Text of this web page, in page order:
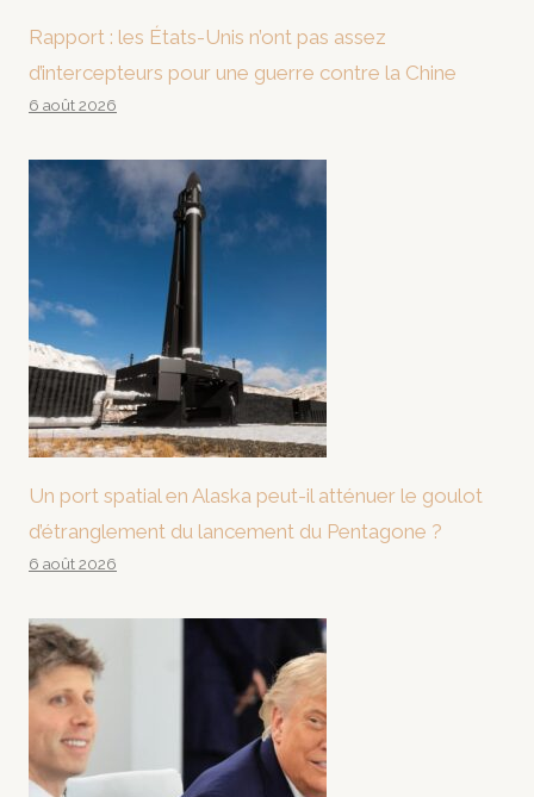
Rapport : les États-Unis n’ont pas assez
d’intercepteurs pour une guerre contre la Chine
6 août 2026
Un port spatial en Alaska peut-il atténuer le goulot
d’étranglement du lancement du Pentagone ?
6 août 2026